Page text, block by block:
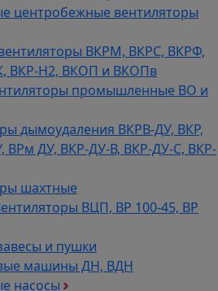
центробежные вентиляторы
ВКРМ, ВКРС, ВКРФ,
ВКР-Н2, ВКОП и ВКОПв
промышленные ВО и
дымоудаления ВКРВ-ДУ, ВКР,
ВРм ДУ, ВКР-ДУ-В, ВКР-ДУ-С, ВКР-
шахтные
ВЦП, ВР 100-45, ВР
и пушки
машины ДН, ВДН
насосы